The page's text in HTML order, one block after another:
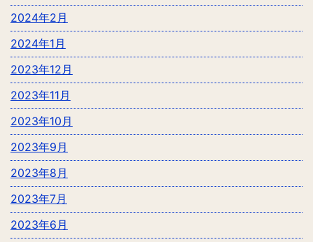
2024年2月
2024年1月
2023年12月
2023年11月
2023年10月
2023年9月
2023年8月
2023年7月
2023年6月